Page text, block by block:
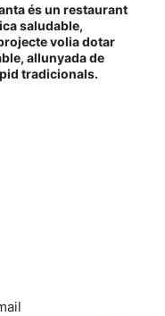
és un restaurant
saludable,
volia dotar
allunyada de
tradicionals.